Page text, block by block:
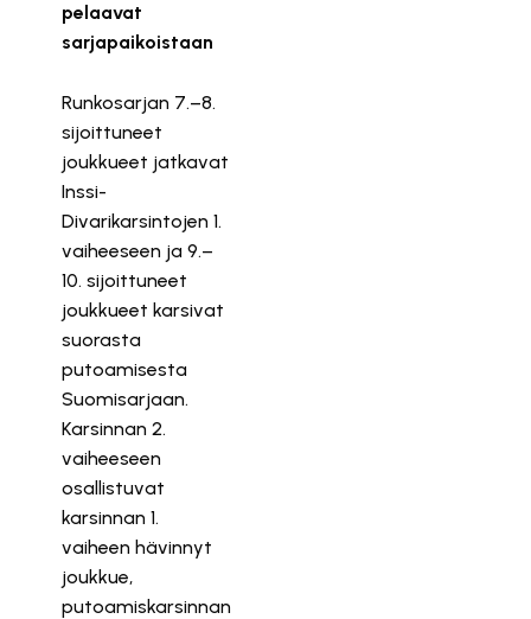
pelaavat
sarjapaikoistaan
Runkosarjan 7.–8.
sijoittuneet
joukkueet jatkavat
Inssi-
Divarikarsintojen 1.
vaiheeseen ja 9.–
10. sijoittuneet
joukkueet karsivat
suorasta
putoamisesta
Suomisarjaan.
Karsinnan 2.
vaiheeseen
osallistuvat
karsinnan 1.
vaiheen hävinnyt
joukkue,
putoamiskarsinnan